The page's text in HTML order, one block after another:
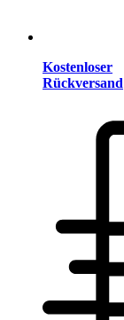
Kostenloser
Rückversand